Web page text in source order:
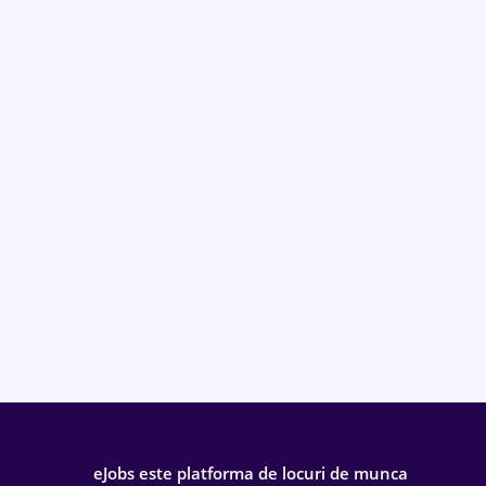
eJobs este platforma de locuri de munca